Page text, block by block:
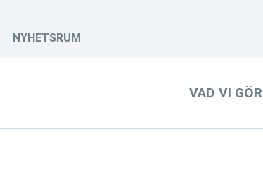
NYHETSRUM
VAD VI GÖR